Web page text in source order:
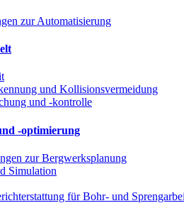
zur Automatisierung
und Kollisionsvermeidung
und -kontrolle
-optimierung
zur Bergwerksplanung
Simulation
für Bohr- und